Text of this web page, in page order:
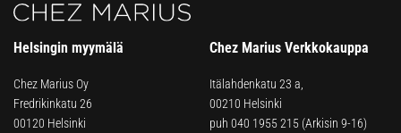
Helsingin myymälä
Chez Marius Oy
Fredrikinkatu 26
00120 Helsinki
Chez Marius Verkkokauppa
Itälahdenkatu 23 a,
00210 Helsinki
puh 040 1955 215 (Arkisin 9-16)